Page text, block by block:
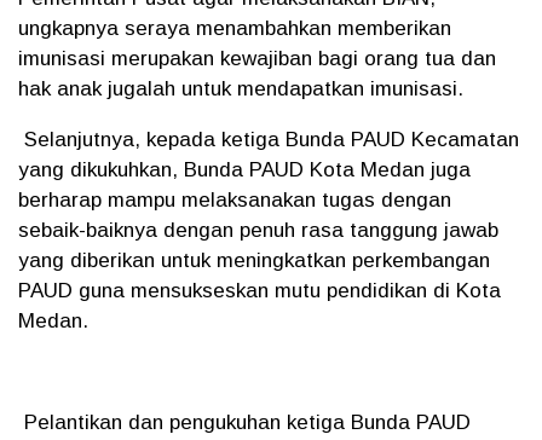
ungkapnya seraya menambahkan memberikan
imunisasi merupakan kewajiban bagi orang tua dan
hak anak jugalah untuk mendapatkan imunisasi.
Selanjutnya, kepada ketiga Bunda PAUD Kecamatan
yang dikukuhkan, Bunda PAUD Kota Medan juga
berharap mampu melaksanakan tugas dengan
sebaik-baiknya dengan penuh rasa tanggung jawab
yang diberikan untuk meningkatkan perkembangan
PAUD guna mensukseskan mutu pendidikan di Kota
Medan.
Pelantikan dan pengukuhan ketiga Bunda PAUD